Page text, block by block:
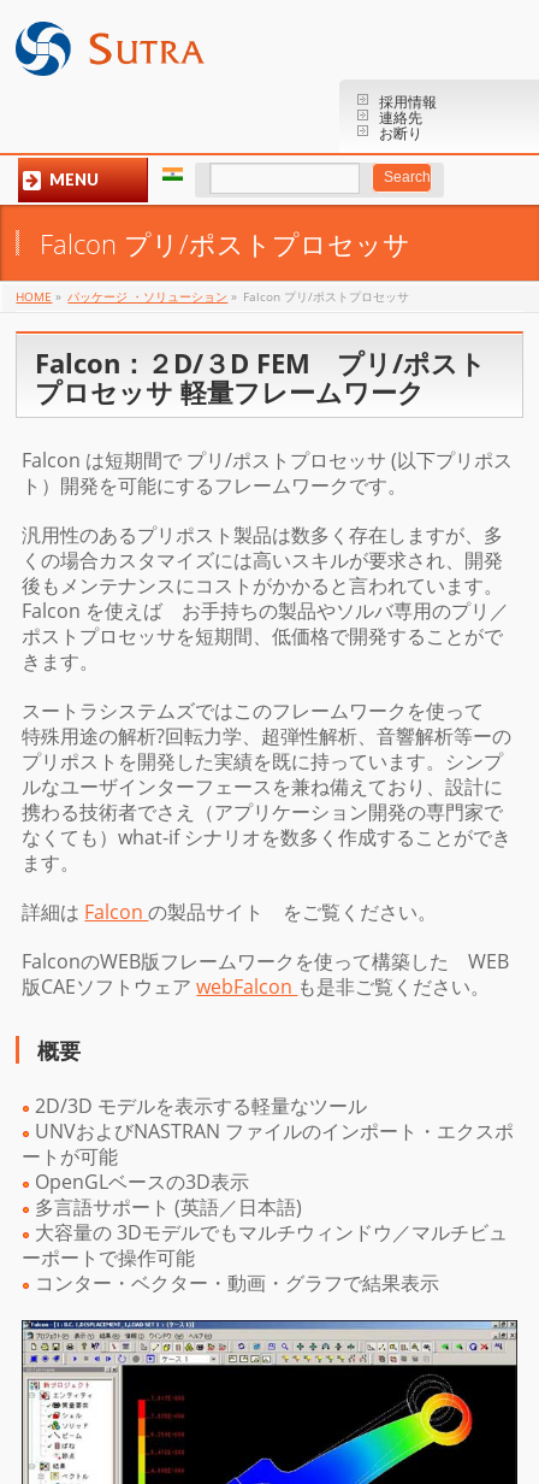
採用情報
連絡先
お断り
MENU
Falcon プリ/ポストプロセッサ
HOME » パッケージ ・ソリューション » Falcon プリ/ポストプロセッサ
Falcon：２D/３D FEM プリ/ポスト
プロセッサ 軽量フレームワーク
Falcon は短期間で プリ/ポストプロセッサ (以下プリポス
ト）開発を可能にするフレームワークです。
汎用性のあるプリポスト製品は数多く存在しますが、多
くの場合カスタマイズには高いスキルが要求され、開発
後もメンテナンスにコストがかかると言われています。
Falcon を使えば お手持ちの製品やソルバ専用のプリ／
ポストプロセッサを短期間、低価格で開発することがで
きます。
スートラシステムズではこのフレームワークを使って
特殊用途の解析?回転力学、超弾性解析、音響解析等ーの
プリポストを開発した実績を既に持っています。シンプ
ルなユーザインターフェースを兼ね備えており、設計に
携わる技術者でさえ（アプリケーション開発の専門家で
なくても）what-if シナリオを数多く作成することができ
ます。
詳細は Falconの製品サイト をご覧ください。
FalconのWEB版フレームワークを使って構築した WEB
版CAEソフトウェアwebFalcon も是非ご覧ください。
概要
2D/3D モデルを表示する軽量なツール
UNVおよびNASTRAN ファイルのインポート・エクスポ
ートが可能
OpenGLベースの3D表示
多言語サポート (英語／日本語)
大容量の 3Dモデルでもマルチウィンドウ／マルチビュ
ーポートで操作可能
コンター・ベクター・動画・グラフで結果表示